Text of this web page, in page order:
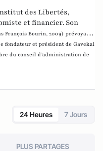
des Libertés,
et financier. Son
François Bourin, 2009) prévoyait
fondateur et président de Gavekal
du conseil d’administration de
24 Heures 7 Jours
PLUS PARTAGES